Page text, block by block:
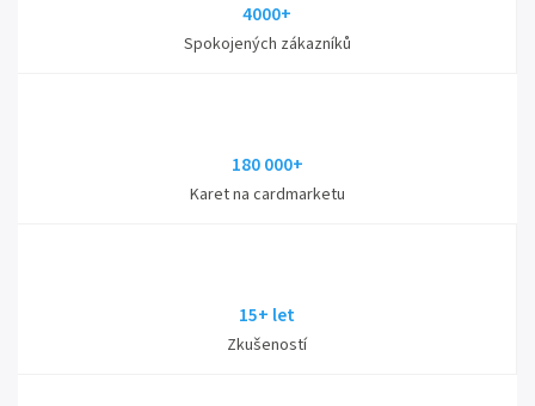
4000+
Spokojených zákazníků
180 000+
Karet na cardmarketu
15+ let
Zkušeností